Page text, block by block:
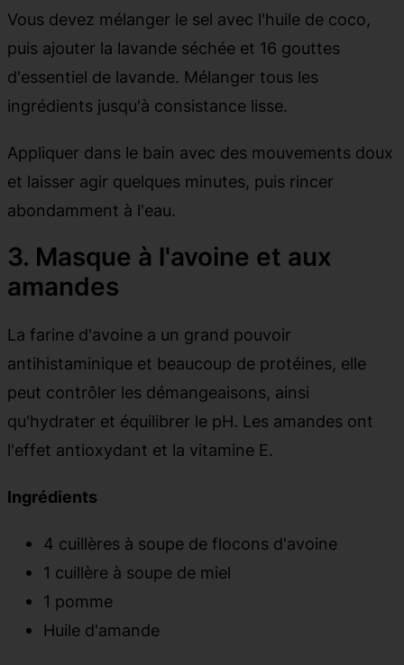
Vous devez mélanger le sel avec l'huile de coco,
puis ajouter la lavande séchée et 16 gouttes
d'essentiel de lavande. Mélanger tous les
ingrédients jusqu'à consistance lisse.
Appliquer dans le bain avec des mouvements doux
et laisser agir quelques minutes, puis rincer
abondamment à l'eau.
3. Masque à l'avoine et aux
amandes
La farine d'avoine a un grand pouvoir
antihistaminique et beaucoup de protéines, elle
peut contrôler les démangeaisons, ainsi
qu'hydrater et équilibrer le pH. Les amandes ont
l'effet antioxydant et la vitamine E.
Ingrédients
4 cuillères à soupe de flocons d'avoine
1 cuillère à soupe de miel
1 pomme
Huile d'amande